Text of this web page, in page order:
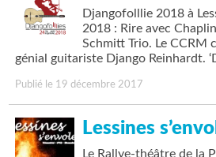
Djangofolllie 2018 à
2018 : Rire avec
Schmitt Trio. Le CCRM
génial guitariste Django Reinhardt.
Publié le 19 décembre 2017
Lessines
Le Rallye-théâtre de la